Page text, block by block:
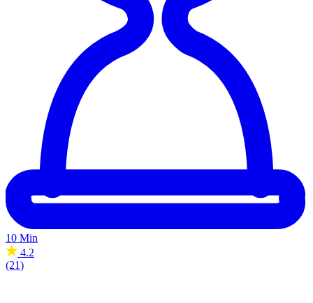
10 Min
4.2
(21)